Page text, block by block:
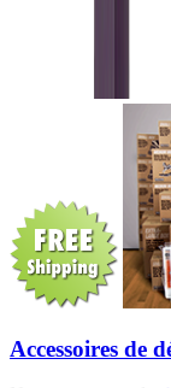
Accessoires de